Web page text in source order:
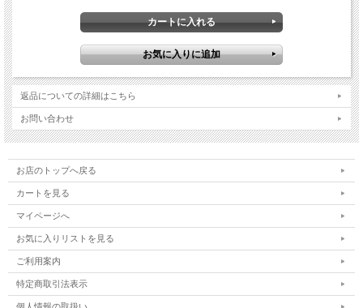
返品についての詳細はこちら
お問い合わせ
お店のトップへ戻る
カートを見る
マイページへ
お気に入りリストを見る
ご利用案内
特定商取引法表示